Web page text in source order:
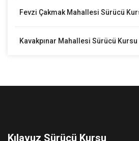
Fevzi Çakmak Mahallesi Sürücü
Kavakpınar Mahallesi Sürücü Kursu
Kılavuz Sürücü Kursu